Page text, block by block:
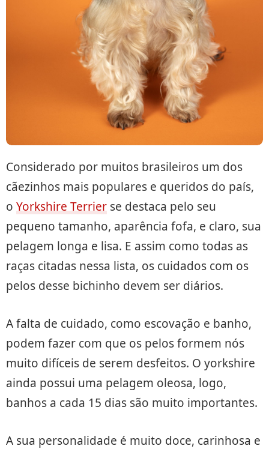
Considerado por muitos brasileiros um dos
cãezinhos mais populares e queridos do país,
o Yorkshire Terrier se destaca pelo seu
pequeno tamanho, aparência fofa, e claro, sua
pelagem longa e lisa. E assim como todas as
raças citadas nessa lista, os cuidados com os
pelos desse bichinho devem ser diários.
A falta de cuidado, como escovação e banho,
podem fazer com que os pelos formem nós
muito difíceis de serem desfeitos. O yorkshire
ainda possui uma pelagem oleosa, logo,
banhos a cada 15 dias são muito importantes.
A sua personalidade é muito doce, carinhosa e